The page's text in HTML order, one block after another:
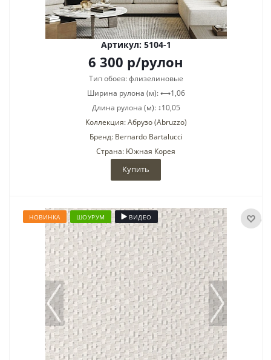
Артикул: 5104-1
6 300 р/рулон
Тип обоев: флизелиновые
Ширина рулона (м): ⟷1,06
Длина рулона (м): ↕10,05
Коллекция: Абрузо (Abruzzo)
Бренд: Bernardo Bartalucci
Страна: Южная Корея
Купить
НОВИНКА ШОУРУМ ВИДЕО